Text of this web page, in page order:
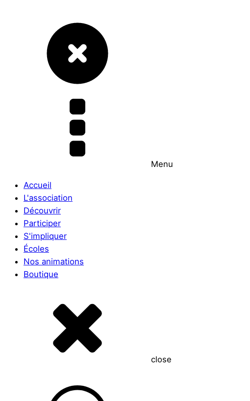
Menu
Accueil
L'association
Découvrir
Participer
S'impliquer
Écoles
Nos animations
Boutique
close